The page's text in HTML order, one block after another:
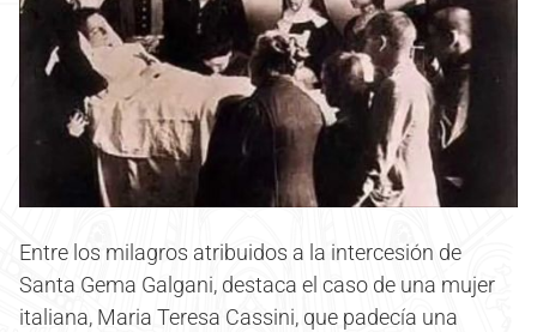
Entre los milagros atribuidos a la intercesión de
Santa Gema Galgani, destaca el caso de una mujer
italiana, Maria Teresa Cassini, que padecía una